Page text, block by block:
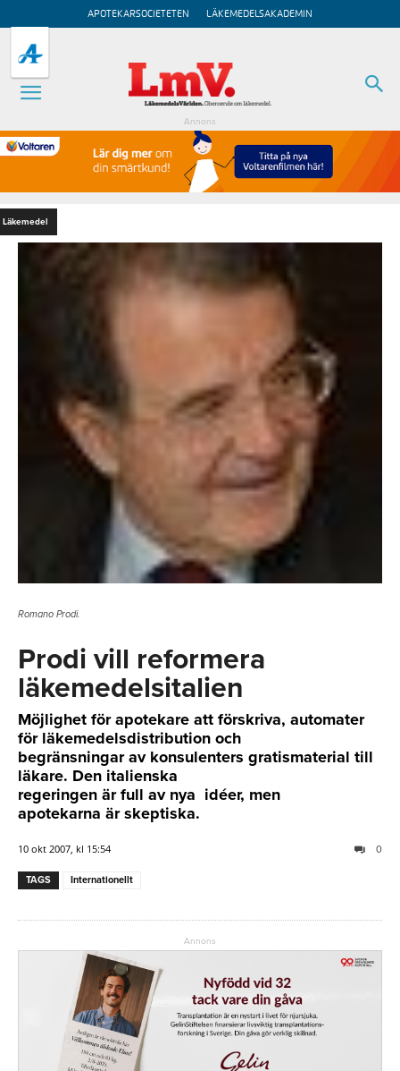
APOTEKARSOCIETETEN LÄKEMEDELSAKADEMIN
Annons
Läkemedel
Romano Prodi.
Prodi vill reformera
läkemedelsitalien
Möjlighet för apotekare att förskriva, automater
för läkemedelsdistribution och
begränsningar av konsulenters gratismaterial till
läkare. Den italienska
regeringen är full av nya idéer, men
apotekarna är skeptiska.
10 okt 2007, kl 15:54 0
TAGS Internationellt
Annons